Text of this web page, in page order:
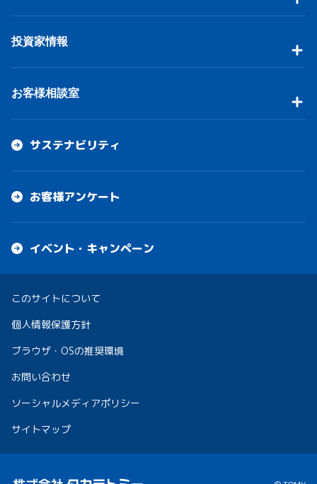
投資家情報
お客様相談室
サステナビリティ
お客様アンケート
イベント・キャンペーン
このサイトについて
個人情報保護方針
ブラウザ・OSの推奨環境
お問い合わせ
ソーシャルメディアポリシー
サイトマップ